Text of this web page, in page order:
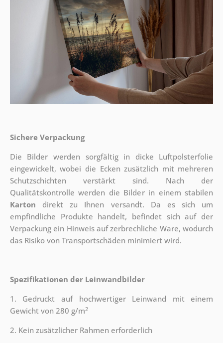
Sichere Verpackung
Die Bilder werden sorgfältig in dicke Luftpolsterfolie
eingewickelt, wobei die Ecken zusätzlich mit mehreren
Schutzschichten verstärkt sind. Nach der
Qualitätskontrolle werden die Bilder in einem stabilen
Karton direkt zu Ihnen versandt. Da es sich um
empfindliche Produkte handelt, befindet sich auf der
Verpackung ein Hinweis auf zerbrechliche Ware, wodurch
das Risiko von Transportschäden minimiert wird.
Spezifikationen der Leinwandbilder
1. Gedruckt auf hochwertiger Leinwand mit einem
Gewicht von 280 g/m2
2. Kein zusätzlicher Rahmen erforderlich